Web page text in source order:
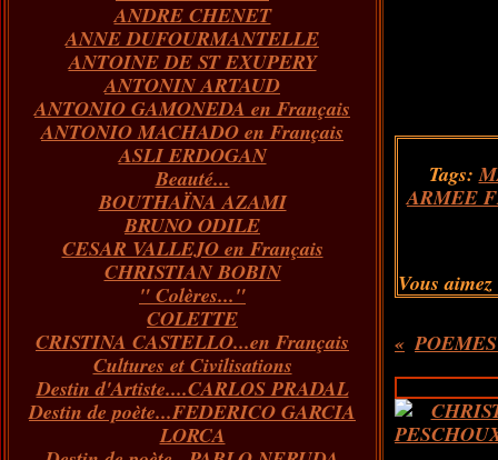
Janvier(60)
Février(68)
Janvier(86)
Mars(65)
Février(70)
Janvier(66)
Avril(76)
Mars(66)
Février(67)
Janvier(73)
Mai(82)
Avril(62)
Mars(66)
Février(55)
Janvier(43)
Juin(84)
Mai(89)
Avril(59)
Mars(73)
Février(54)
Janvier(51)
Juillet(72)
Juin(65)
Mai(97)
Avril(73)
Mars(100)
Février(146)
Janvier(124)
Août(40)
Juillet(31)
Juin(26)
ANDRE CHENET
ANNE DUFOURMANTELLE
ANTOINE DE ST EXUPERY
ANTONIN ARTAUD
ANTONIO GAMONEDA en Français
ANTONIO MACHADO en Français
ASLI ERDOGAN
Beauté...
BOUTHAÏNA AZAMI
BRUNO ODILE
CESAR VALLEJO en Français
CHRISTIAN BOBIN
" Colères..."
COLETTE
CRISTINA CASTELLO...en Français
Cultures et Civilisations
Destin d'Artiste....CARLOS PRADAL
Destin de poète...FEDERICO GARCIA
LORCA
Tags:
ARMEE
Vous aimez